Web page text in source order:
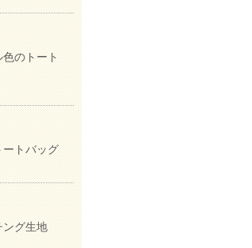
色のトート
ートバッグ
ング生地